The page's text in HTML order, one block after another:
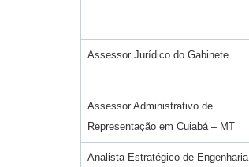
Assessor Jurídico do Gabinete
Assessor Administrativo de
Representação em Cuiabá – MT
Analista Estratégico de Engenharia